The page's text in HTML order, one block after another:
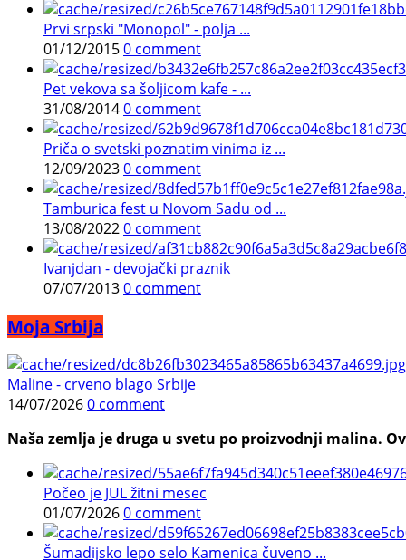
Prvi srpski "Monopol" - polja ...
01/12/20150 comment
Pet vekova sa šoljicom kafe - ...
31/08/20140 comment
Priča o svetski poznatim vinima iz ...
12/09/20230 comment
Tamburica fest u Novom Sadu od ...
13/08/20220 comment
Ivanjdan - devojački praznik
07/07/20130 comment
Moja Srbija
Maline - crveno blago Srbije
14/07/20260 comment
Naša zemlja je druga u svetu po proizvodnji malina.
Počeo je JUL žitni mesec
01/07/20260 comment
Šumadijsko lepo selo Kamenica čuveno ...